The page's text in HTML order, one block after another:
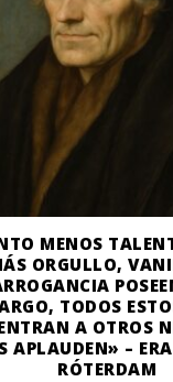
MENOS
ORGULLO,
TODOS
A OTROS
APLAUDEN» –
RÓTERDAM